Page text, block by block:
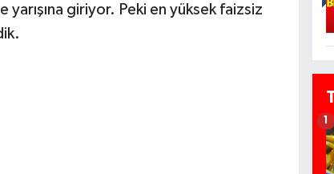
giriyor. Peki en yüksek faizsiz
1